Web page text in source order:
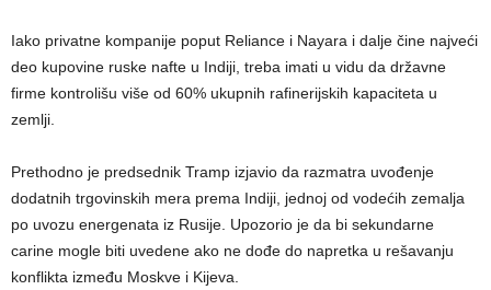
Iako privatne kompanije poput Reliance i Nayara i dalje čine najveći
deo kupovine ruske nafte u Indiji, treba imati u vidu da državne
firme kontrolišu više od 60% ukupnih rafinerijskih kapaciteta u
zemlji.
Prethodno je predsednik Tramp izjavio da razmatra uvođenje
dodatnih trgovinskih mera prema Indiji, jednoj od vodećih zemalja
po uvozu energenata iz Rusije. Upozorio je da bi sekundarne
carine mogle biti uvedene ako ne dođe do napretka u rešavanju
konflikta između Moskve i Kijeva.